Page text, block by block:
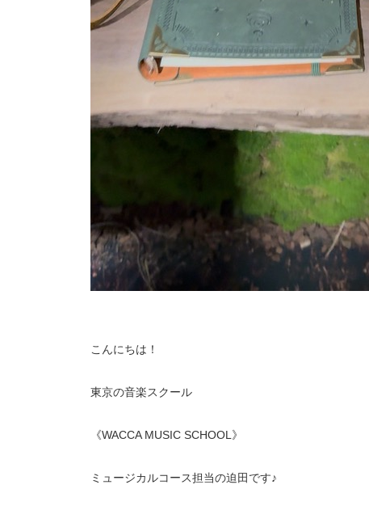
こんにちは！
東京の音楽スクール
《WACCA MUSIC SCHOOL》
ミュージカルコース担当の迫田です♪